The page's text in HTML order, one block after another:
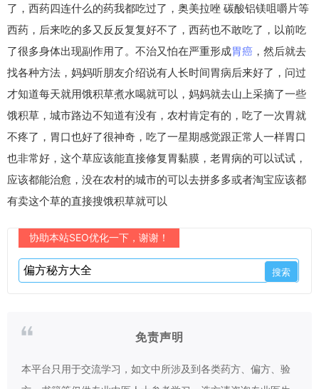
了，西药四连什么的药我都吃过了，奥美拉唑 碳酸铝镁咀嚼片等
西药，后来吃的多又反反复复好不了，西药也不敢吃了，以前吃
了很多身体出现副作用了。不治又怕在严重形成胃癌 ，然后就去
找各种方法，妈妈听朋友介绍说有人长时间胃病后来好了，问过
才知道每天就用饿积草煮水喝就可以，妈妈就去山上采摘了一些
饿积草，城市路边不知道有没有，农村肯定有的，吃了一次胃就
不疼了，胃口也好了很神奇，吃了一星期感觉跟正常人一样胃口
也非常好，这个草应该能直接修复胃黏膜，老胃病的可以试试，
应该都能治愈，没在农村的城市的可以去拼多多或者淘宝应该都
有卖这个草的直接搜饿积草就可以
协助本站SEO优化一下，谢谢！
免责声明
本平台只用于交流学习，如文中所涉及到各类药方、偏方、验